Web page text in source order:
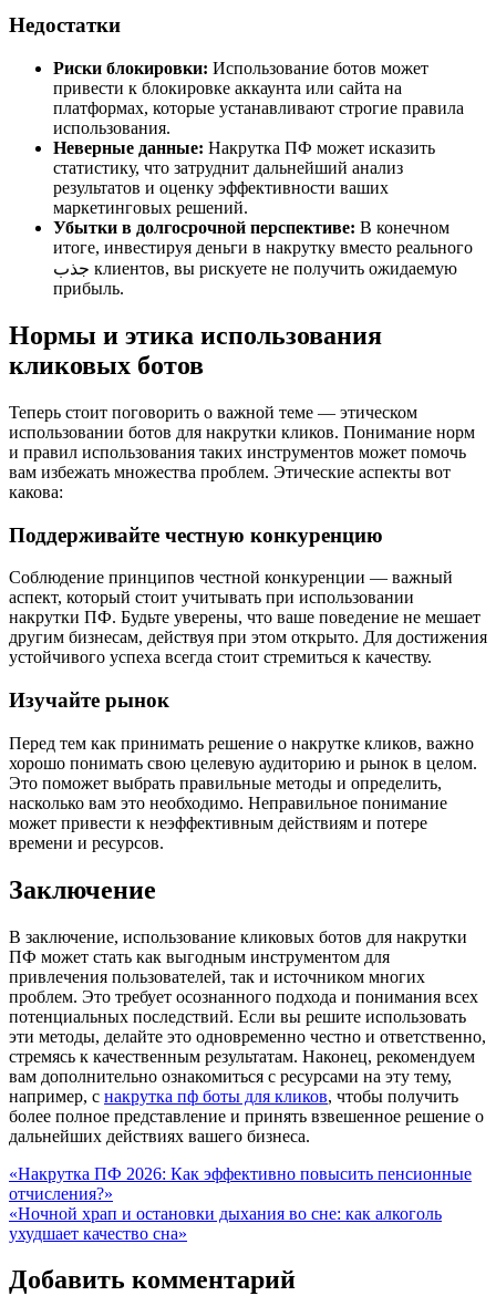
Недостатки
Риски блокировки: Использование ботов может
привести к блокировке аккаунта или сайта на
платформах, которые устанавливают строгие правила
использования.
Неверные данные: Накрутка ПФ может исказить
статистику, что затруднит дальнейший анализ
результатов и оценку эффективности ваших
маркетинговых решений.
Убытки в долгосрочной перспективе: В конечном
итоге, инвестируя деньги в накрутку вместо реального
جذب клиентов, вы рискуете не получить ожидаемую
прибыль.
Нормы и этика использования
кликовых ботов
Теперь стоит поговорить о важной теме — этическом
использовании ботов для накрутки кликов. Понимание норм
и правил использования таких инструментов может помочь
вам избежать множества проблем. Этические аспекты вот
какова:
Поддерживайте честную конкуренцию
Соблюдение принципов честной конкуренции — важный
аспект, который стоит учитывать при использовании
накрутки ПФ. Будьте уверены, что ваше поведение не мешает
другим бизнесам, действуя при этом открыто. Для достижения
устойчивого успеха всегда стоит стремиться к качеству.
Изучайте рынок
Перед тем как принимать решение о накрутке кликов, важно
хорошо понимать свою целевую аудиторию и рынок в целом.
Это поможет выбрать правильные методы и определить,
насколько вам это необходимо. Неправильное понимание
может привести к неэффективным действиям и потере
времени и ресурсов.
Заключение
В заключение, использование кликовых ботов для накрутки
ПФ может стать как выгодным инструментом для
привлечения пользователей, так и источником многих
проблем. Это требует осознанного подхода и понимания всех
потенциальных последствий. Если вы решите использовать
эти методы, делайте это одновременно честно и ответственно,
стремясь к качественным результатам. Наконец, рекомендуем
вам дополнительно ознакомиться с ресурсами на эту тему,
например, с накрутка пф боты для кликов, чтобы получить
более полное представление и принять взвешенное решение о
дальнейших действиях вашего бизнеса.
Навигация
по
записям
«Накрутка ПФ 2026: Как эффективно повысить пенсионные
отчисления?»
«Ночной храп и остановки дыхания во сне: как алкоголь
ухудшает качество сна»
Добавить комментарий